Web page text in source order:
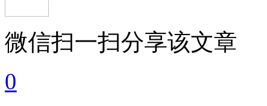
微信扫一扫分享该文章
0